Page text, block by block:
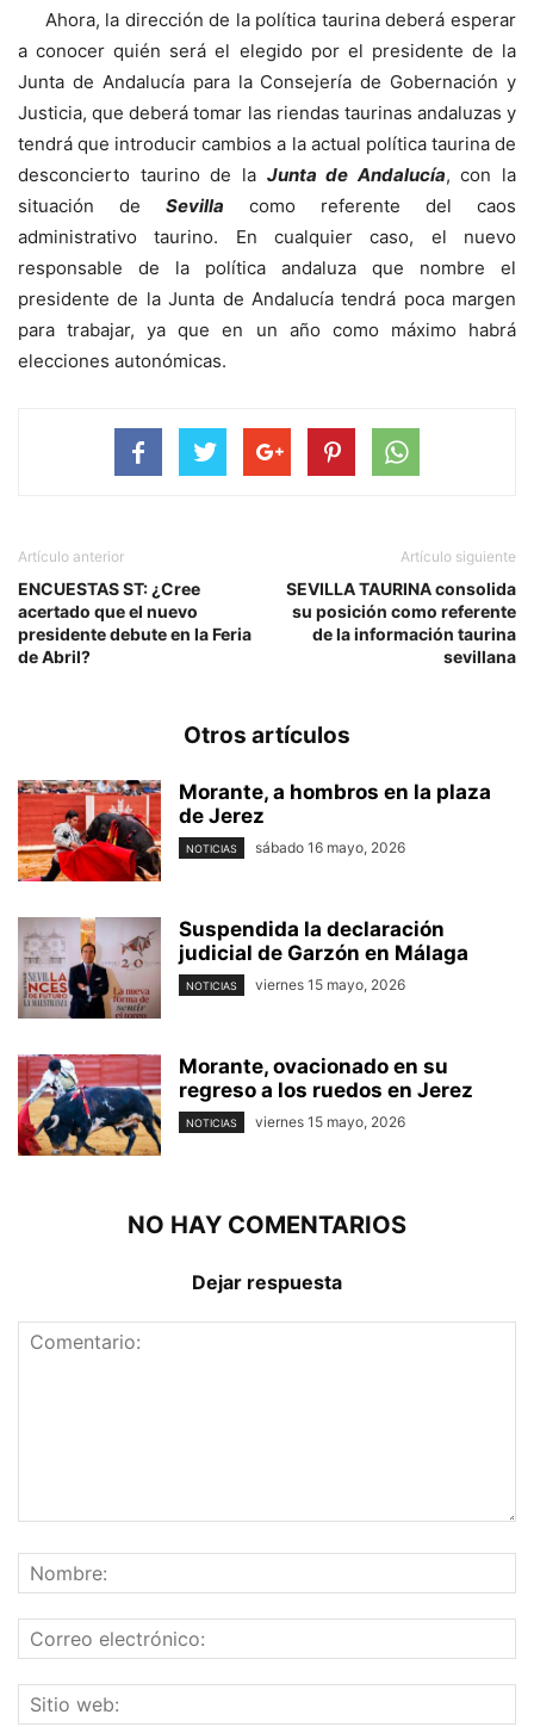
Ahora, la dirección de la política taurina deberá esperar
a conocer quién será el elegido por el presidente de la
Junta de Andalucía para la Consejería de Gobernación y
Justicia, que deberá tomar las riendas taurinas andaluzas y
tendrá que introducir cambios a la actual política taurina de
desconcierto taurino de la Junta de Andalucía, con la
situación de Sevilla como referente del caos
administrativo taurino. En cualquier caso, el nuevo
responsable de la política andaluza que nombre el
presidente de la Junta de Andalucía tendrá poca margen
para trabajar, ya que en un año como máximo habrá
elecciones autonómicas.
Artículo anterior
ENCUESTAS ST: ¿Cree
acertado que el nuevo
presidente debute en la Feria
de Abril?
Artículo siguiente
SEVILLA TAURINA consolida
su posición como referente
de la información taurina
sevillana
Otros artículos
Morante, a hombros en la plaza
de Jerez
NOTICIAS sábado 16 mayo, 2026
Suspendida la declaración
judicial de Garzón en Málaga
NOTICIAS viernes 15 mayo, 2026
Morante, ovacionado en su
regreso a los ruedos en Jerez
NOTICIAS viernes 15 mayo, 2026
NO HAY COMENTARIOS
Dejar respuesta